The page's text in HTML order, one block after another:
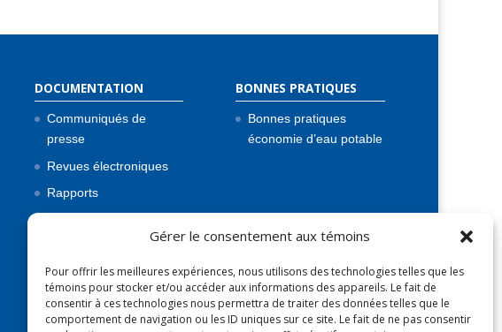
Gérer le consentement aux témoins
Pour offrir les meilleures expériences, nous utilisons des technologies telles que les
témoins pour stocker et/ou accéder aux informations des appareils. Le fait de
consentir à ces technologies nous permettra de traiter des données telles que le
comportement de navigation ou les ID uniques sur ce site. Le fait de ne pas consentir
DOCUMENTATION
Communiqués de
presse
Revues électroniques
Rapports
Lois et règlements
BONNES PRATIQUES
Bonnes pratiques
économie d’eau potable